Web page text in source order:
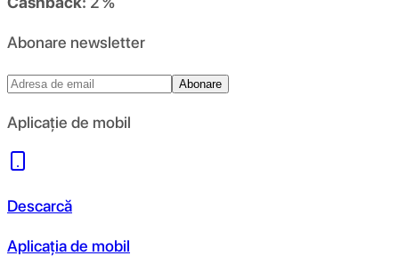
Abonare newsletter
Abonare
Aplicație de mobil
Descarcă
Aplicația de mobil